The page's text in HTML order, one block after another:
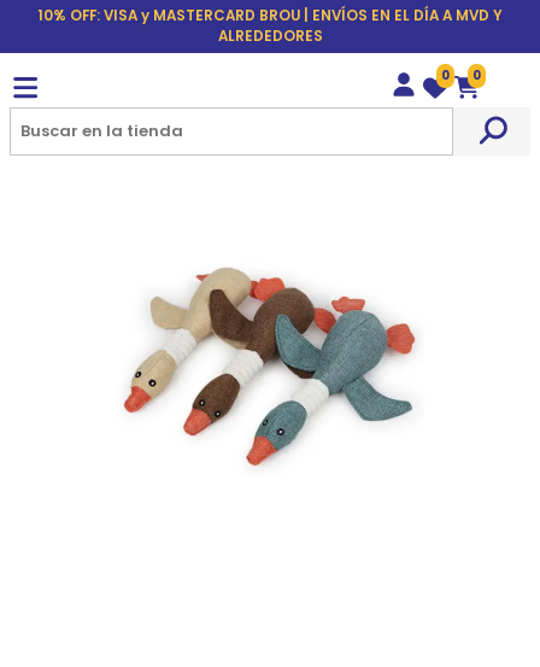
10% OFF: VISA y MASTERCARD BROU | ENVÍOS EN EL DÍA A MVD Y
ALREDEDORES
Wishlist
0
Carrito
0